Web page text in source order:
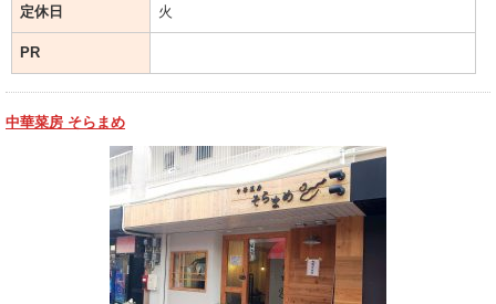
定休日 火
PR
中華菜房 そらまめ